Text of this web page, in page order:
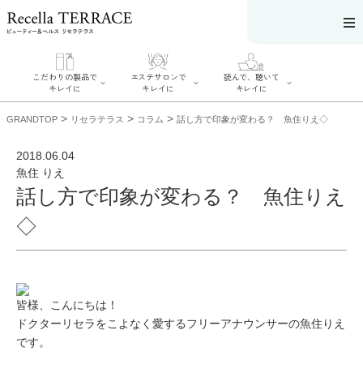
こだわりの製品で
キレイに
こだわりの製品
SERIES#01 私た
SERIES#02 水へ
添加化粧品につ
いて
エステサロンで
キレイに
エステサロンで
を探す
肌改善のプロと
は？
読んで、聴いて
キレイに
読んで、聴いてキ
ル
を探す
ニキビ 日焼け 首
GRANDTOP > リセラテラス > コラム > 話し方で印象が変わる？ 魚住りえ◇
2018.06.04
魚住 りえ
話し方で印象が変わる？ 魚住りえ
◇
皆様、こんにちは！
ドクターリセラをこよなく愛するフリーアナウンサーの魚住りえ
です。